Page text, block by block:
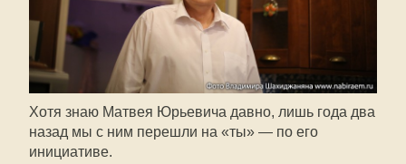
Хотя знаю Матвея Юрьевича давно, лишь года два
назад мы с ним перешли на «ты» — по его
инициативе.